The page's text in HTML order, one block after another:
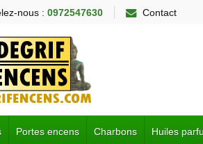
nous : 0972547630 Contact
Portes encens Charbons Huiles